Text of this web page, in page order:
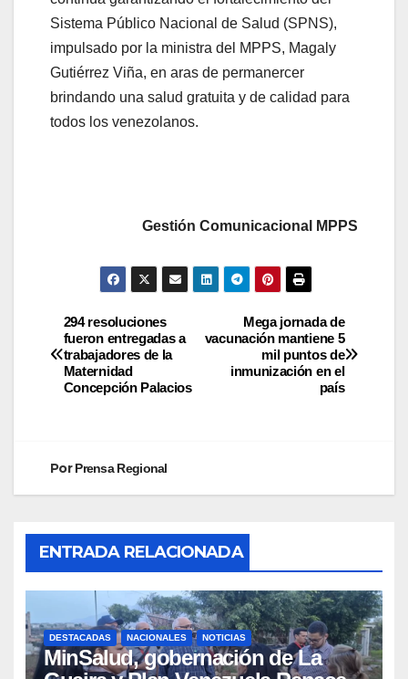
Sistema Público Nacional de Salud (SPNS),
impulsado por la ministra del MPPS, Magaly
Gutiérrez Viña, en aras de permanercer
brindando una salud gratuita y de calidad para
todos los venezolanos.
Gestión Comunicacional MPPS
Mega jornada de
vacunación mantiene 5
mil puntos de
inmunización en el
país
294 resoluciones
fueron entregadas a
trabajadores de la
Maternidad
Concepción Palacios
PorPrensa Regional
ENTRADA RELACIONADA
DESTACADAS NACIONALES NOTICIAS
MinSalud, gobernación de La